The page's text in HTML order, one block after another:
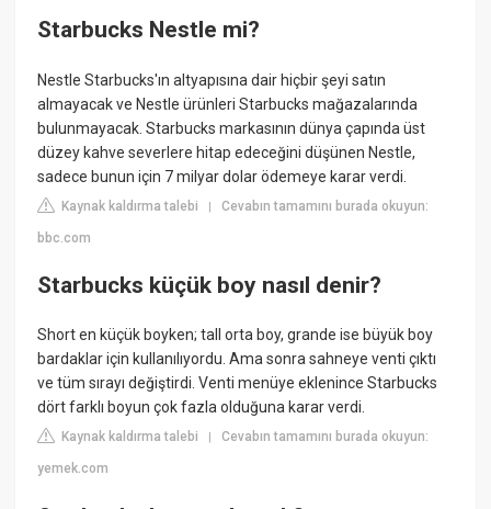
Starbucks Nestle mi?
Nestle Starbucks'ın altyapısına dair hiçbir şeyi satın
almayacak ve Nestle ürünleri Starbucks mağazalarında
bulunmayacak. Starbucks markasının dünya çapında üst
düzey kahve severlere hitap edeceğini düşünen Nestle,
sadece bunun için 7 milyar dolar ödemeye karar verdi.
Kaynak kaldırma talebi |Cevabın tamamını burada okuyun:
bbc.com
Starbucks küçük boy nasıl denir?
Short en küçük boyken; tall orta boy, grande ise büyük boy
bardaklar için kullanılıyordu. Ama sonra sahneye venti çıktı
ve tüm sırayı değiştirdi. Venti menüye eklenince Starbucks
dört farklı boyun çok fazla olduğuna karar verdi.
Kaynak kaldırma talebi |Cevabın tamamını burada okuyun:
yemek.com